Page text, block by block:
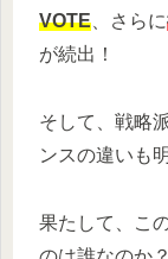
VOTE 、さらに
が続出！
そして、戦略
ンスの違いも
果たして、こ